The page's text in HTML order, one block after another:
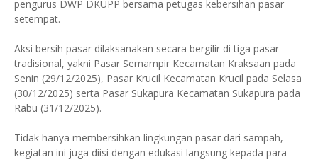
pengurus DWP DKUPP bersama petugas kebersihan pasar
setempat.
Aksi bersih pasar dilaksanakan secara bergilir di tiga pasar
tradisional, yakni Pasar Semampir Kecamatan Kraksaan pada
Senin (29/12/2025), Pasar Krucil Kecamatan Krucil pada Selasa
(30/12/2025) serta Pasar Sukapura Kecamatan Sukapura pada
Rabu (31/12/2025).
Tidak hanya membersihkan lingkungan pasar dari sampah,
kegiatan ini juga diisi dengan edukasi langsung kepada para